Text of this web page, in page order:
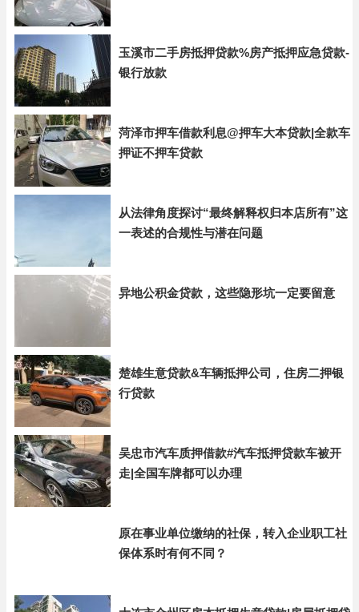
玉溪市二手房抵押贷款%房产抵押应急贷款-
银行放款
菏泽市押车借款利息@押车大本贷款|全款车
押证不押车贷款
从法律角度探讨“最终解释权归本店所有”这
一表述的合规性与潜在问题
异地公积金贷款，这些隐形坑一定要留意
楚雄生意贷款&车辆抵押公司，住房二押银
行贷款
吴忠市汽车质押借款#汽车抵押贷款车被开
走|全国车牌都可以办理
原在事业单位缴纳的社保，转入企业职工社
保体系时有何不同？